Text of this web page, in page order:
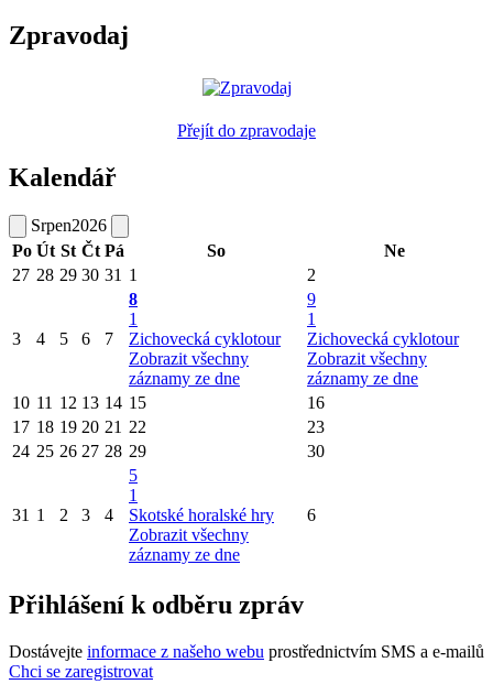
Zpravodaj
Přejít do zpravodaje
Kalendář
Srpen2026
Po Út St Čt Pá So
Ne
27 28 29 30 31 1 2
3 4 5 6 7
8
1
Zichovecká cyklotour
Zobrazit všechny
záznamy ze dne
9
1
Zichovecká cyklotour
Zobrazit všechny
záznamy ze dne
10 11 12 13 14 15
16
17 18 19 20 21 22
23
24 25 26 27 28 29 30
31 1 2 3 4
5
1
Skotské horalské hry
Zobrazit všechny
záznamy ze dne
6
Přihlášení k odběru zpráv
Dostávejte informace z našeho webu prostřednictvím SMS a e-mailů
Chci se zaregistrovat